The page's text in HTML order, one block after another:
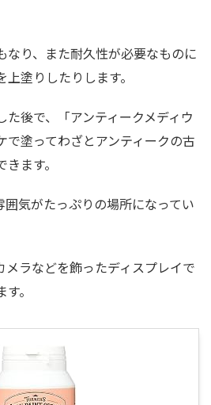
なり、また耐久性が必要なものに
塗りしたりします。
後で、「アンティークメディウ
で塗ってわざとアンティークの古
ます。
囲気がたっぷりの場所になってい
メラなどを飾ったディスプレイで
。